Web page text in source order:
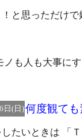
と思っただけ
ノも人も大事
日(日)何度観て
したいときは 「